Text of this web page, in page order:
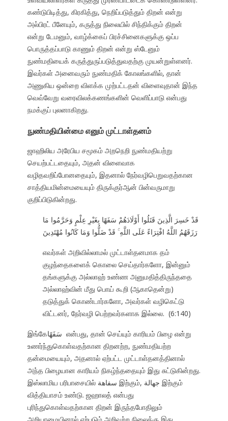
கண்டுபிடித்து, கிரகித்து, நெறிப்படுத்தும் திறன் என்று
அல்பிரட் பீனேயும், கருத்து நிலையில் சிந்திக்கும் திறன்
என்று டேமனும், வாழ்க்கைப் பிரச்சினைகளுக்கு ஒப்ப
பொருத்தப்பாடு காணும் திறன் என்று ஸ்டேனும்
நுண்மதியைக் கருத்துருப்படுத்துவதற்கு முயன்றுள்ளனர்.
இவர்கள் அனைவரும் நுண்மதிக் கோலங்களில், தான்
அணுகிய ஒன்றை விளக்க முற்பட்டதன் விளைவுதான் இந்த
வெவ்வேறு வரைவிலக்கணங்களின் வெளிப்பாடு என்பது
நமக்குப் புலனாகிறது.
நுண்மதியின்மை எனும் முட்டாள்தனம்
ஜாஹிலிய அரேபிய சமூகம் அறநெறி நுண்மதியற்று
செயற்பட்டதையும், அதன் விளைவாக
வழிதவறிப்போனதையும், இதனால் நேர்வழிபெறுவதற்கான
சாத்தியமின்மையையும் திருக்குர்ஆன் பின்வருமாறு
குறிப்பிடுகின்றது.
قَدْ خَسِرَ الَّذِينَ قَتَلُوا أَوْلَادَهُمْ سَفَهًا بِغَيْرِ عِلْمٍ وَحَرَّمُوا مَا
رَزَقَهُمُ اللَّهُ افْتِرَاءً عَلَى اللَّهِ ۚ قَدْ ضَلُّوا وَمَا كَانُوا مُهْتَدِينَ
எவர்கள் அறிவில்லாமல் முட்டாள்தனமாக தம்
குழந்தைகளைக் கொலை செய்தார்களோ, இன்னும்
தங்களுக்கு அல்லாஹ் உண்ண அனுமதித்திருந்ததை
அல்லாஹ்வின் மீது பொய் கூறி (ஆகாதென்று)
தடுத்துக் கொண்டார்களோ, அவர்கள் வழிகெட்டு
விட்டனர், நேர்வழி பெற்றவர்களாக இல்லை. (6:140)
இங்கேسَفَهًا என்பது, தான் செய்யும் காரியம் பிழை என்று
உணர்ந்துகொள்வதற்கான திறனற்ற, நுண்மதியற்ற
தன்மையையும், அதனால் ஏற்பட்ட முட்டாள்தனத்தினால்
அந்த பிழையான காரியம் நிகழ்ந்ததையும் இது சுட்டுகின்றது.
இஸ்லாமிய பரிபாசையில் سفاهة இற்கும், جهالة இற்கும்
வித்தியாசம் உண்டு. ஜஹாலத் என்பது
புரிந்துகொள்வதற்கான திறன் இருந்தபோதிலும்